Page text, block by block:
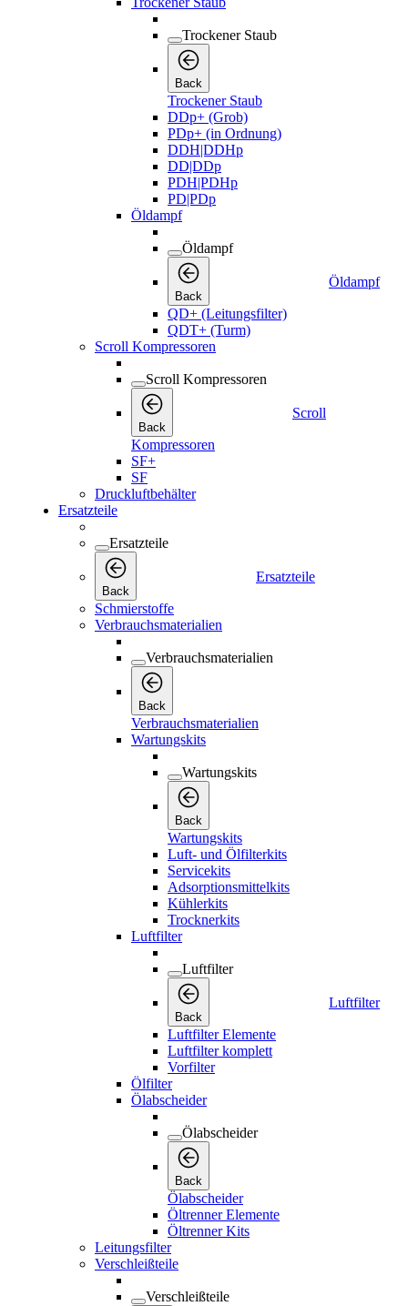
Trockener Staub
Back
Trockener Staub
DDp+ (Grob)
PDp+ (in Ordnung)
DDH|DDHp
DD|DDp
PDH|PDHp
PD|PDp
Öldampf
Öldampf
Back
Öldampf
QD+ (Leitungsfilter)
QDT+ (Turm)
Scroll Kompressoren
Scroll Kompressoren
Back
Scroll
Kompressoren
SF+
SF
Druckluftbehälter
Ersatzteile
Ersatzteile
Back
Ersatzteile
Schmierstoffe
Verbrauchsmaterialien
Verbrauchsmaterialien
Back
Verbrauchsmaterialien
Wartungskits
Wartungskits
Back
Wartungskits
Luft- und Ölfilterkits
Servicekits
Adsorptionsmittelkits
Kühlerkits
Trocknerkits
Luftfilter
Luftfilter
Back
Luftfilter
Luftfilter Elemente
Luftfilter komplett
Vorfilter
Ölfilter
Ölabscheider
Ölabscheider
Back
Ölabscheider
Öltrenner Elemente
Öltrenner Kits
Leitungsfilter
Verschleißteile
Verschleißteile